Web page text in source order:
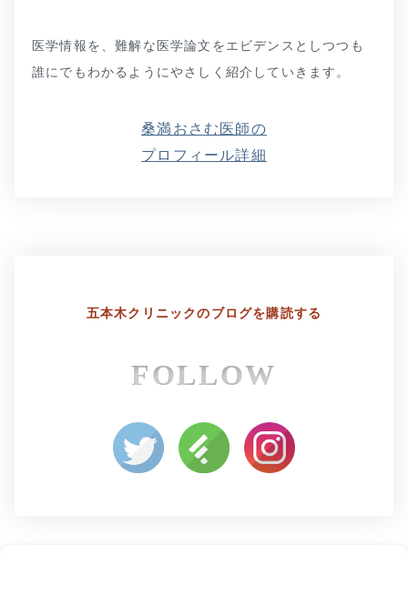
医学情報を、難解な医学論文をエビデンスとしつつも
誰にでもわかるようにやさしく紹介していきます。
桑満おさむ医師の
プロフィール詳細
五本木クリニックのブログを購読する
FOLLOW